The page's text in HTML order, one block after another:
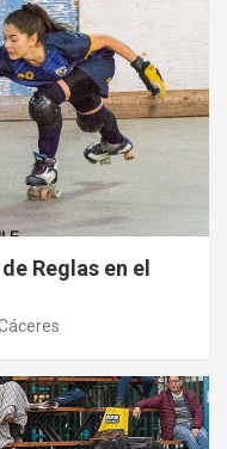
Reglas en el